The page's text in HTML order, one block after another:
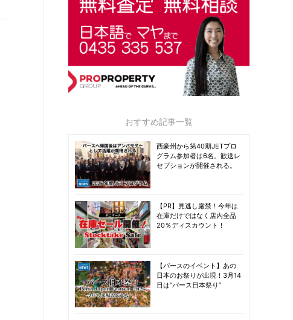
おすすめ記事一覧
西豪州から第40期JETプロ
グラム参加者は6名。歓送レ
セプションが開催される。
【PR】見逃し厳禁！今年は
在庫だけではなく店内全品
20％ディスカウント！
【パースのイベント】あの
日本のお祭りが出現！3月14
日は“パース日本祭り”